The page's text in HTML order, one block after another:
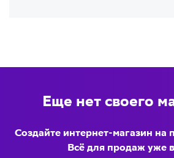
Еще нет своего
Создайте интернет-магазин на
Всё для продаж уже